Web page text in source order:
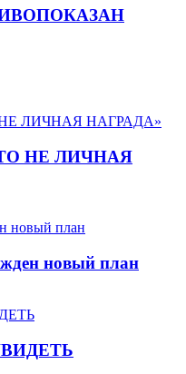
НЕ ЛИЧНАЯ
новый план